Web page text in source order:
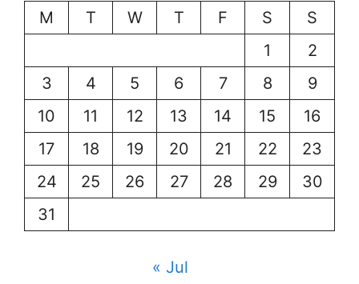
M
T W T F S
S
1
2
3
4 5 6 7 8
9
10
11 12 13 14 15
16
17
18 19 20 21 22
23
24
25 26 27 28 29
30
31
« Jul